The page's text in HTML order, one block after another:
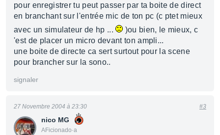
pour enregistrer tu peut passer par ta boite de direct
en branchant sur l'entrée mic de ton pc (c ptet mieux
avec un simulateur de hp ...
)ou bien, le mieux, c
'est de placer un micro devant ton ampli...
une boite de directe ca sert surtout pour la scene
pour brancher sur la sono..
signaler
nico MG
AFicionado·a
27 Novembre 2004 à 23:30 #3